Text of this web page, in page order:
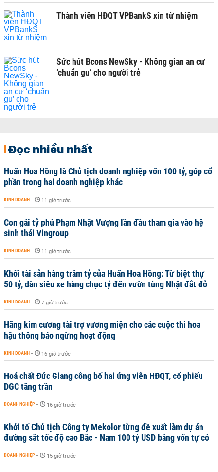
Thành viên HĐQT VPBankS xin từ nhiệm
Sức hút Bcons NewSky - Không gian an cư
‘chuẩn gu’ cho người trẻ
Đọc nhiều nhất
Huấn Hoa Hồng là Chủ tịch doanh nghiệp vốn 100 tỷ, góp cổ
phần trong hai doanh nghiệp khác
KINH DOANH - 11 giờ trước
Con gái tỷ phú Phạm Nhật Vượng lần đầu tham gia vào hệ
sinh thái Vingroup
KINH DOANH - 11 giờ trước
Khối tài sản hàng trăm tỷ của Huấn Hoa Hồng: Từ biệt thự
50 tỷ, dàn siêu xe hàng chục tỷ đến vườn tùng Nhật đắt đỏ
KINH DOANH - 7 giờ trước
Hãng kim cương tài trợ vương miện cho các cuộc thi hoa
hậu thông báo ngừng hoạt động
KINH DOANH - 16 giờ trước
Hoá chất Đức Giang công bố hai ứng viên HĐQT, cổ phiếu
DGC tăng trần
DOANH NGHIỆP - 16 giờ trước
Khởi tố Chủ tịch Công ty Mekolor từng đề xuất làm dự án
đường sắt tốc độ cao Bắc - Nam 100 tỷ USD bằng vốn tự có
DOANH NGHIỆP - 15 giờ trước